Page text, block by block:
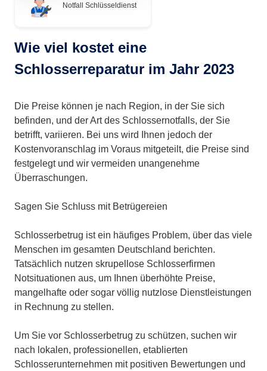
Notfall Schlüsseldienst
Wie viel kostet eine
Schlosserreparatur im Jahr 2023
Die Preise können je nach Region, in der Sie sich
befinden, und der Art des Schlossernotfalls, der Sie
betrifft, variieren. Bei uns wird Ihnen jedoch der
Kostenvoranschlag im Voraus mitgeteilt, die Preise sind
festgelegt und wir vermeiden unangenehme
Überraschungen.
Sagen Sie Schluss mit Betrügereien
Schlosserbetrug ist ein häufiges Problem, über das viele
Menschen im gesamten Deutschland berichten.
Tatsächlich nutzen skrupellose Schlosserfirmen
Notsituationen aus, um Ihnen überhöhte Preise,
mangelhafte oder sogar völlig nutzlose Dienstleistungen
in Rechnung zu stellen.
Um Sie vor Schlosserbetrug zu schützen, suchen wir
nach lokalen, professionellen, etablierten
Schlosserunternehmen mit positiven Bewertungen und